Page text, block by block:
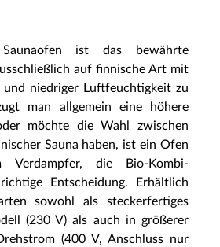
ist das bewährte
auf finnische Art mit
und niedriger Luftfeuchtigkeit zu
man allgemein eine höhere
möchte die Wahl zwischen
Sauna haben, ist ein Ofen
Verdampfer, die Bio-Kombi-
Entscheidung. Erhältlich
sowohl als steckerfertiges
(230 V) als auch in größerer
(400 V, Anschluss nur